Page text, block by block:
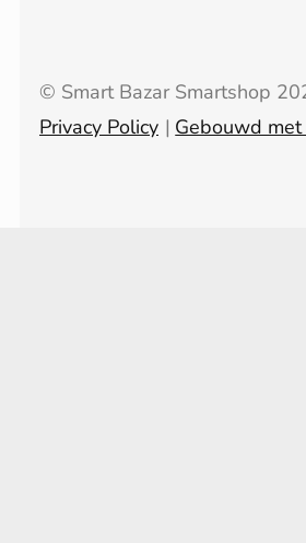
© Smart Bazar Smartshop
Privacy Policy
Gebouwd